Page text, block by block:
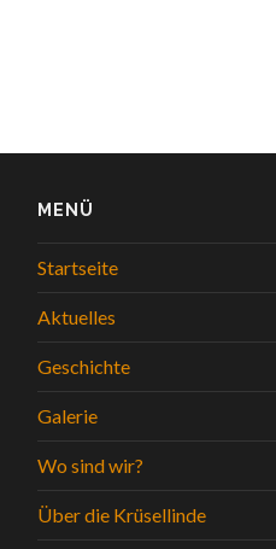
MENÜ
Startseite
Aktuelles
Geschichte
Galerie
Wo sind wir?
Über die Krüsellinde